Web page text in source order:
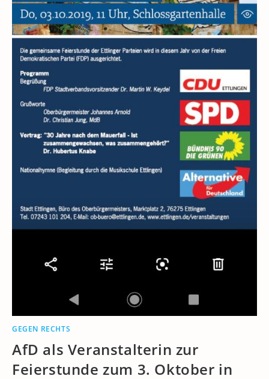
GEGEN RECHTS
AfD als Veranstalterin zur
Feierstunde zum 3. Oktober in